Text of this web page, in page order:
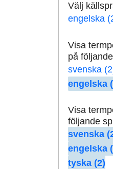
Välj
engelska
Visa
på
svenska
engelska
Visa
följande
svenska
engelska
tyska (2)